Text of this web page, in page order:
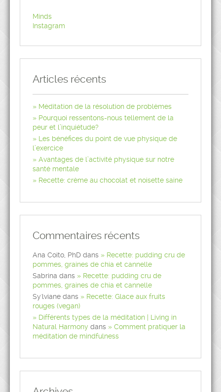
Minds
Instagram
Articles récents
Méditation de la résolution de problèmes
Pourquoi ressentons-nous tellement de la
peur et l’inquiétude?
Les bénéfices du point de vue physique de
l’exercice
Avantages de l’activité physique sur notre
santé mentale
Recette: crème au chocolat et noisette saine
Commentaires récents
Ana Coito, PhD dans
Recette: pudding cru de
pommes, graines de chia et cannelle
Sabrina dans
Recette: pudding cru de
pommes, graines de chia et cannelle
Sy'lviane dans
Recette: Glace aux fruits
rouges (vegan)
Différents types de la méditation | Living in
Natural Harmony dans
Comment pratiquer la
méditation de mindfulness